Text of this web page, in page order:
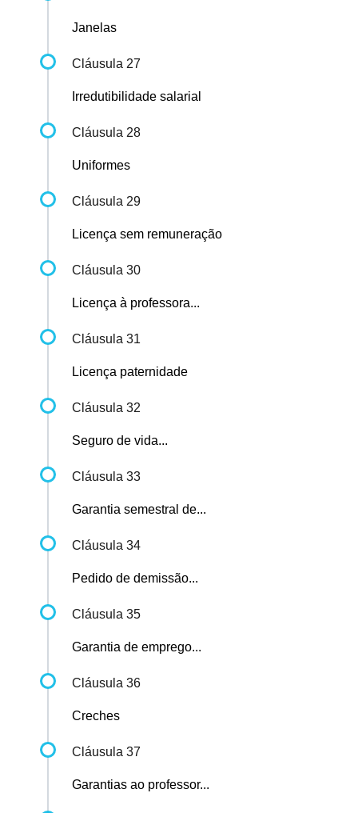
Janelas
Cláusula 27
Irredutibilidade salarial
Cláusula 28
Uniformes
Cláusula 29
Licença sem remuneração
Cláusula 30
Licença à professora...
Cláusula 31
Licença paternidade
Cláusula 32
Seguro de vida...
Cláusula 33
Garantia semestral de...
Cláusula 34
Pedido de demissão...
Cláusula 35
Garantia de emprego...
Cláusula 36
Creches
Cláusula 37
Garantias ao professor...